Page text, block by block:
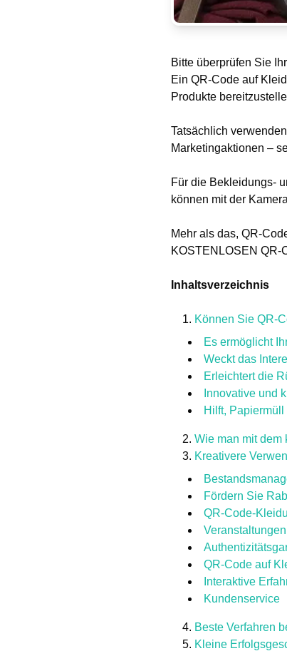
Bitte überprüfen Sie
Ein QR-Code auf
Produkte
Tatsächlich
Marketingaktionen –
Für die Bekleidungs-
können mit der
Mehr als das, QR-
KOSTENLOSEN QR-
Inhaltsverzeichnis
Können Sie QR-
Es ermöglicht
Weckt das
Erleichtert die
Innovative und
Hilft,
Wie man mit dem
Kreativere
Fördern Sie
QR-Code-
QR-Code auf
Interaktive
Kundenservice
Beste Verfahren
Kleine